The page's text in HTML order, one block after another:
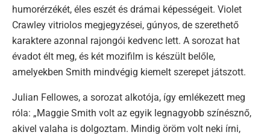
humorérzékét, éles eszét és drámai képességeit. Violet
Crawley vitriolos megjegyzései, gúnyos, de szerethető
karaktere azonnal rajongói kedvenc lett. A sorozat hat
évadot élt meg, és két mozifilm is készült belőle,
amelyekben Smith mindvégig kiemelt szerepet játszott.
Julian Fellowes, a sorozat alkotója, így emlékezett meg
róla: „Maggie Smith volt az egyik legnagyobb színésznő,
akivel valaha is dolgoztam. Mindig öröm volt neki írni,